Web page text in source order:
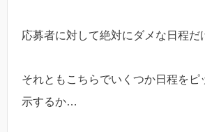
応募者に対して絶対にダメな日程だ
それともこちらでいくつか日程をピ
示するか…